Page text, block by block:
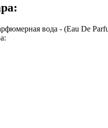
вода - (Eau De